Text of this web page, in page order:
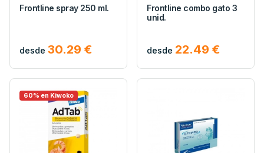
Frontline spray 250 ml.
desde 30.29 €
Frontline combo gato 3
unid.
desde 22.49 €
60% en Kiwoko